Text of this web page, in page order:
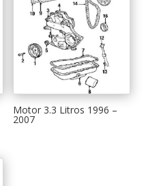
Motor 3.3 Litros 1996 –
2007